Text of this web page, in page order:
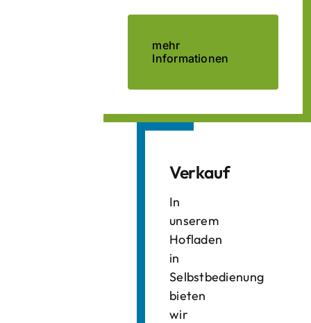
mehr
Informationen
Verkauf
In
unserem
Hofladen
in
Selbstbedienung
bieten
wir